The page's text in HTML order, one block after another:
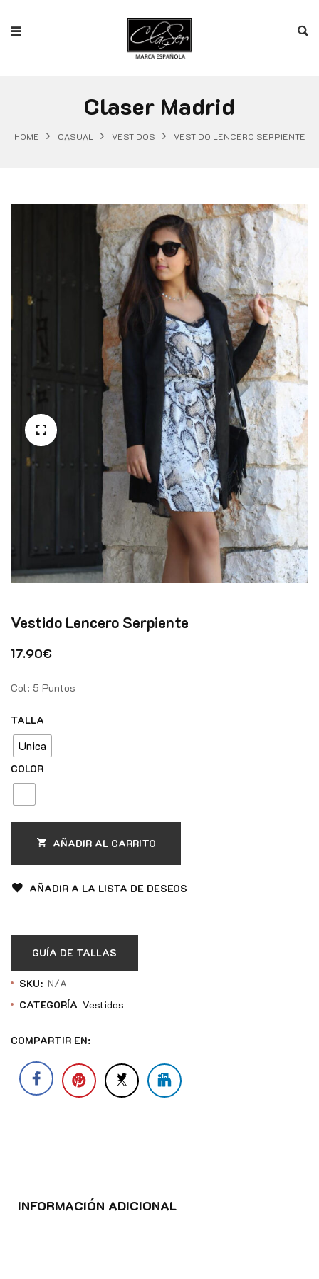
Claser Madrid
HOME CASUAL VESTIDOS VESTIDO LENCERO SERPIENTE
Vestido Lencero Serpiente
17.90€
Col: 5 Puntos
TALLA
Unica
COLOR
AÑADIR AL CARRITO
AÑADIR A LA LISTA DE DESEOS
GUÍA DE TALLAS
SKU: N/A
CATEGORÍA Vestidos
COMPARTIR EN:
INFORMACIÓN ADICIONAL